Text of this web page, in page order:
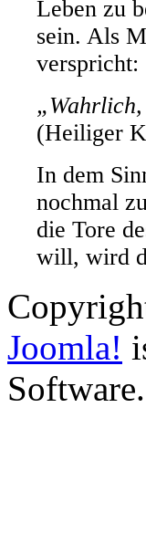
Leben zu
sein. Als
verspricht:
(Heiliger
In dem
nochmal
die Tore
will, wird
Joomla!
Software.